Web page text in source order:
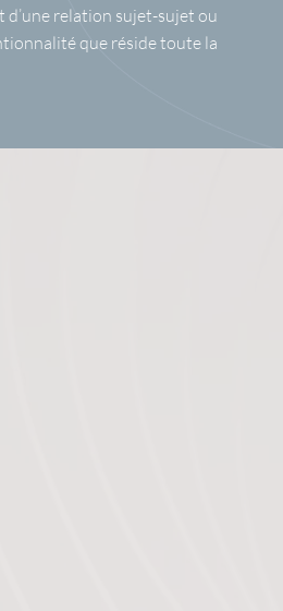
d’une relation sujet-sujet ou
que réside toute la